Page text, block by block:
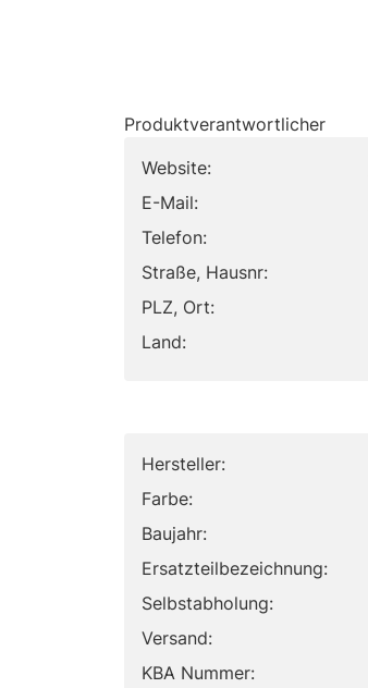
Produktverantwortlicher
Website:
E-Mail:
Telefon:
Straße, Hausnr:
PLZ, Ort:
Land:
Hersteller:
Farbe:
Baujahr:
Ersatzteilbezeichnung:
Selbstabholung:
Versand:
KBA Nummer: